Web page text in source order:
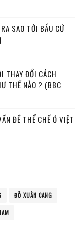
SAO TỚI BẦU CỬ
THAY ĐỔI CÁCH
THẾ NÀO ? (BBC
ĐỀ THỂ CHẾ Ở VIỆT
ĐỖ XUÂN CANG